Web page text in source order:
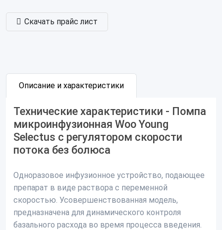
Скачать прайс лист
Описание и характеристики
Технические характеристики - Помпа
микроинфузионная Woo Young
Selectus с регулятором скорости
потока без болюса
Одноразовое инфузионное устройство, подающее
препарат в виде раствора с переменной
скоростью. Усовершенствованная модель,
предназначена для динамического контроля
базального расхода во время процесса введения.